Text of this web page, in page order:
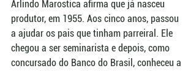
Arlindo Marostica afirma que já nasceu
produtor, em 1955. Aos cinco anos, passou
a ajudar os pais que tinham parreiral. Ele
chegou a ser seminarista e depois, como
concursado do Banco do Brasil, conheceu a